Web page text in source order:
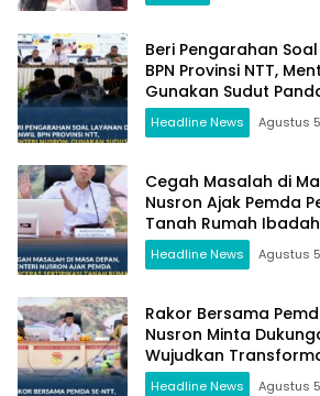
Beri Pengarahan
BPN Provinsi NTT,
Gunakan Sudut
Headline News Agustus
Cegah Masalah di
Nusron Ajak Pemda
Tanah Rumah
Headline News Agustus
Rakor Bersama
Nusron Minta
Wujudkan
Pertanahan
Headline News Agustus